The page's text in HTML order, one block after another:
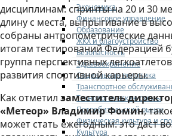
Экономика
Финансовое управление
Образование
ЖКХ и благоустройство
Безопасность
Здравоохранение
Социальная политика
Транспортное
Технологические схемы
Потребительский рынок
Физическая культура и
Культура
дисциплинам: спринты на 20 и 30
длину с места, выпрыгивание в
собраны антропометрические
итогам тестирований Федерацией
группа перспективных
развития спортивной карьеры.
Как отметил заместитель
«Метеор» Владимир Фомин,
может стать ежегодным: это даст